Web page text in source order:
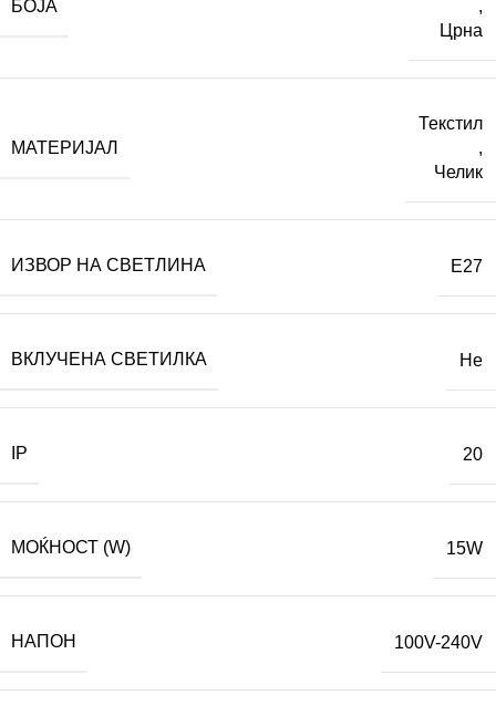
БОЈА
,
Црна
МАТЕРИЈАЛ
Текстил
,
Челик
ИЗВОР НА СВЕТЛИНА E27
ВКЛУЧЕНА СВЕТИЛКА Не
IP 20
МОЌНОСТ (W) 15W
НАПОН 100V-240V